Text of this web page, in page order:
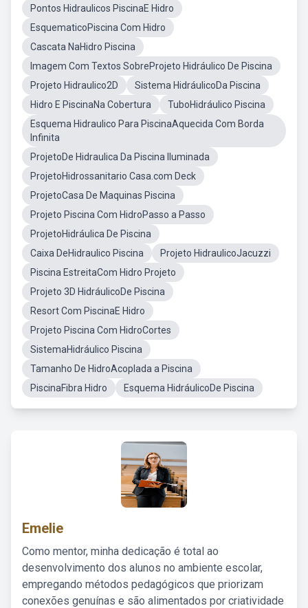
Pontos Hidraulicos PiscinaE Hidro
EsquematicoPiscina Com Hidro
Cascata NaHidro Piscina
Imagem Com Textos SobreProjeto Hidráulico De Piscina
Projeto Hidraulico2D
Sistema HidráulicoDa Piscina
Hidro E PiscinaNa Cobertura
TuboHidráulico Piscina
Esquema Hidraulico Para PiscinaAquecida Com Borda
Infinita
ProjetoDe Hidraulica Da Piscina Iluminada
ProjetoHidrossanitario Casa.com Deck
ProjetoCasa De Maquinas Piscina
Projeto Piscina Com HidroPasso a Passo
ProjetoHidráulica De Piscina
Caixa DeHidraulico Piscina
Projeto HidraulicoJacuzzi
Piscina EstreitaCom Hidro Projeto
Projeto 3D HidráulicoDe Piscina
Resort Com PiscinaE Hidro
Projeto Piscina Com HidroCortes
SistemaHidráulico Piscina
Tamanho De HidroAcoplada a Piscina
PiscinaFibra Hidro
Esquema HidráulicoDe Piscina
Emelie
Como mentor, minha dedicação é total ao
desenvolvimento dos alunos no ambiente escolar,
empregando métodos pedagógicos que priorizam
conexões genuínas e são alimentados por criatividade